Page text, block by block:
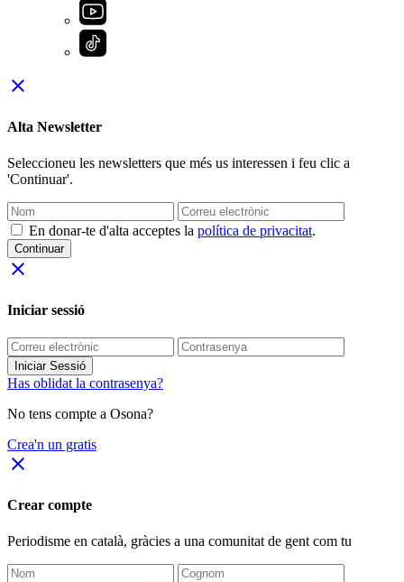
close
Alta Newsletter
Seleccioneu les newsletters que més us interessen i feu clic a
'Continuar'.
En donar-te d'alta acceptes la política de privacitat.
Continuar
close
Iniciar sessió
Iniciar Sessió
Has oblidat la contrasenya?
No tens compte a Osona?
Crea'n un gratis
close
Crear compte
Periodisme en català, gràcies a una comunitat de gent com tu